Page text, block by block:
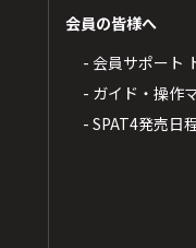
会員の皆様へ
- 会員サポート
- ガイド・操作
- SPAT4発売日